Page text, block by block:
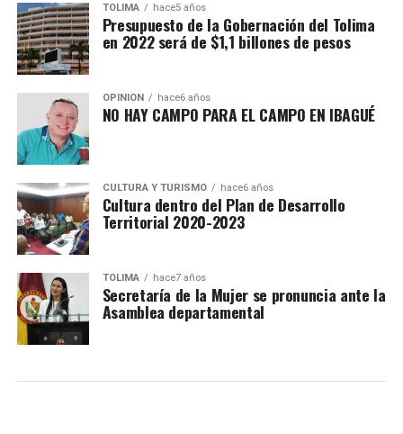
TOLIMA hace5 años
Presupuesto de la Gobernación del Tolima
en 2022 será de $1,1 billones de pesos
OPINIÓN hace6 años
NO HAY CAMPO PARA EL CAMPO EN IBAGUÉ
CULTURA Y TURISMO hace6 años
Cultura dentro del Plan de Desarrollo
Territorial 2020-2023
TOLIMA hace7 años
Secretaría de la Mujer se pronuncia ante la
Asamblea departamental